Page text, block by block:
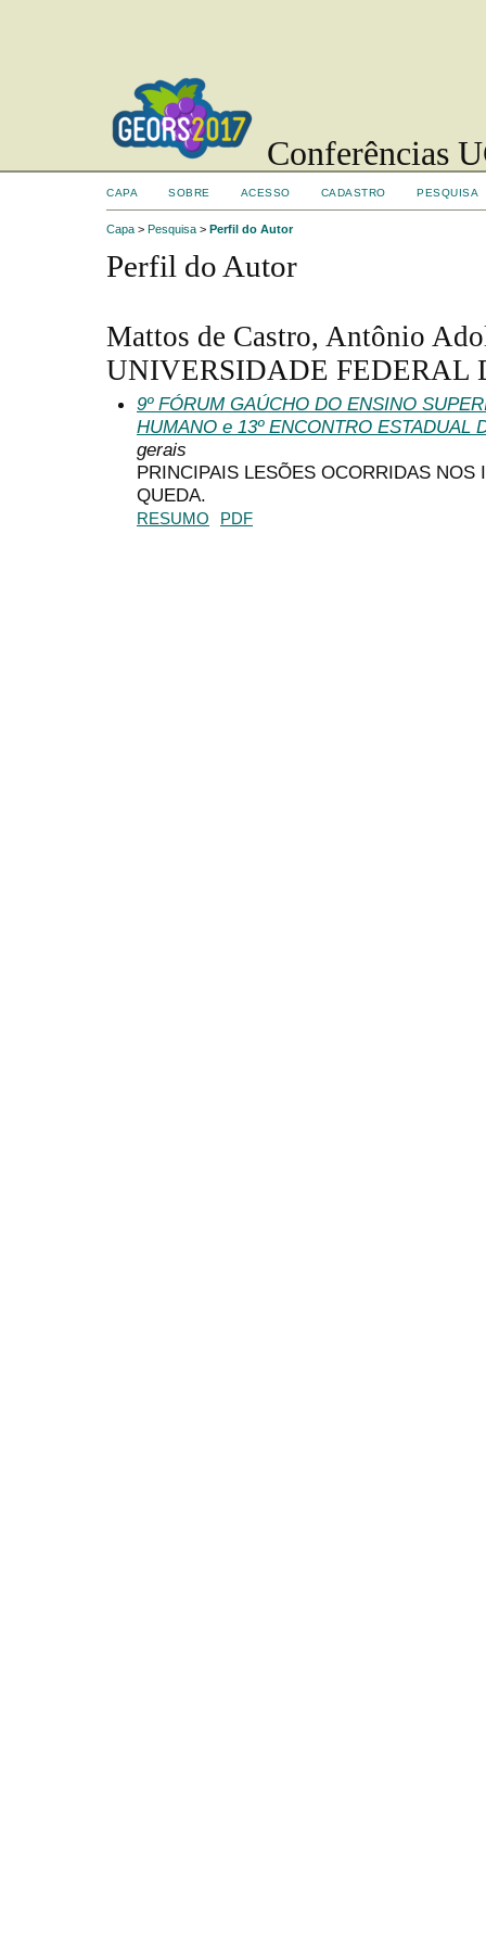
Conferências
CAPA SOBRE ACESSO CADASTRO PESQUISA
Capa > Pesquisa > Perfil do Autor
Perfil do Autor
Mattos de Castro, Antônio
UNIVERSIDADE FEDERAL
9º FÓRUM GAÚCHO DO ENSINO
HUMANO e 13º ENCONTRO ESTADUAL
gerais
PRINCIPAIS LESÕES OCORRIDAS NOS
QUEDA.
RESUMO PDF